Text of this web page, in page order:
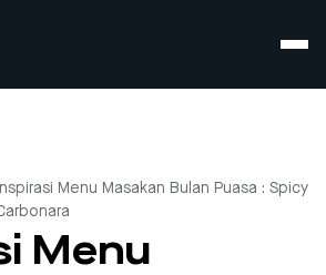
Inspirasi Menu Masakan Bulan Puasa : Spicy
Menu